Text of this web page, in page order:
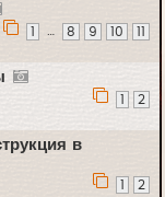
1 8 9 10 11
1 2
в
1 2